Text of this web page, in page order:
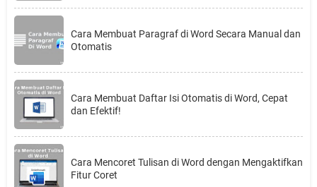
Cara Membuat Paragraf di Word Secara Manual dan
Otomatis
Cara Membuat Daftar Isi Otomatis di Word, Cepat
dan Efektif!
Cara Mencoret Tulisan di Word dengan Mengaktifkan
Fitur Coret